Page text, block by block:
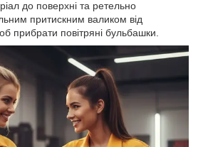
до поверхні та ретельно
притискним валиком від
прибрати повітряні бульбашки.